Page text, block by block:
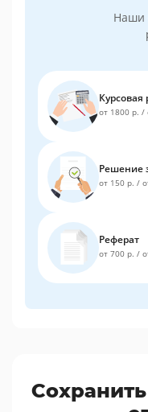
Наши
Курсовая
от 1800 р. /
Решение
от 150 р. /
Реферат
от 700 р. /